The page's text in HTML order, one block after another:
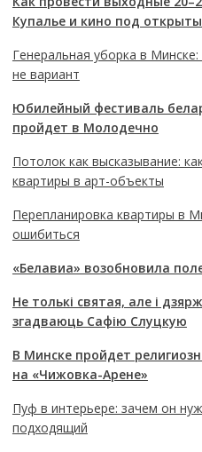
Купалье и кино под
Генеральная уборка в
не вариант
Юбилейный фестиваль
пройдет в Молодечно
Потолок как высказывание:
квартиры в арт-объекты
Перепланировка квартиры в
ошибиться
«Белавиа» возобновила
Не толькі святая, але і
згадваюць Сафію Слуцкую
В Минске пройдет
на «Чижовка-Арене»
Пуф в интерьере: зачем он
подходящий